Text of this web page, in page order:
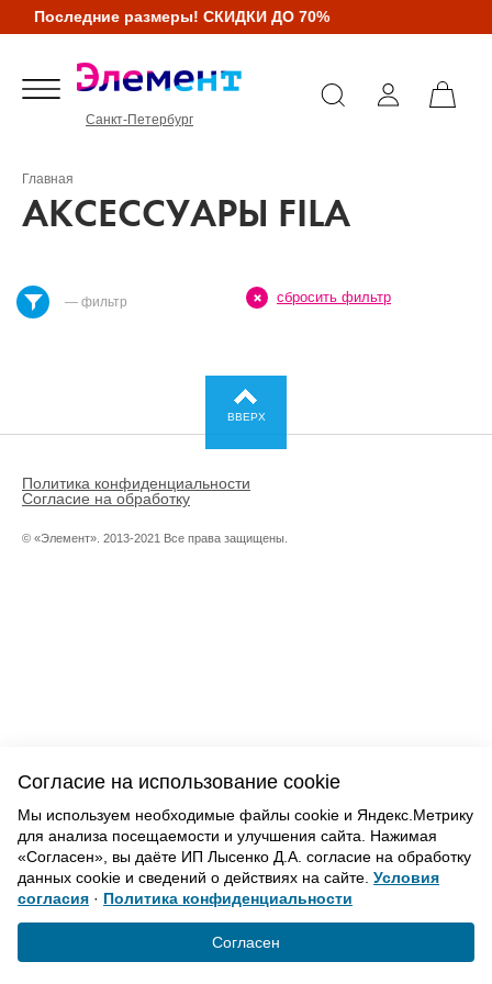
Последние размеры! СКИДКИ ДО 70%
Санкт-Петербург
Главная
АКСЕССУАРЫ FILA
— фильтр сбросить фильтр
ВВЕРХ
Политика конфиденциальности
Согласие на обработку
© «Элемент». 2013-2021 Все права защищены.
Согласие на использование cookie
Мы используем необходимые файлы cookie и Яндекс.Метрику
для анализа посещаемости и улучшения сайта. Нажимая
«Согласен», вы даёте ИП Лысенко Д.А. согласие на обработку
данных cookie и сведений о действиях на сайте. Условия
согласия · Политика конфиденциальности
Согласен